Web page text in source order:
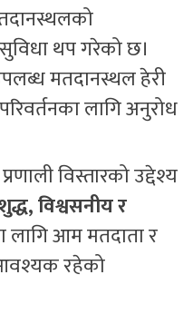
थप गरेको छ।
मतदानस्थल हेरी
परिवर्तनका लागि अनुरोध
विस्तारको उद्देश्य
विश्वसनीय र
लागि आम मतदाता र
रहेको